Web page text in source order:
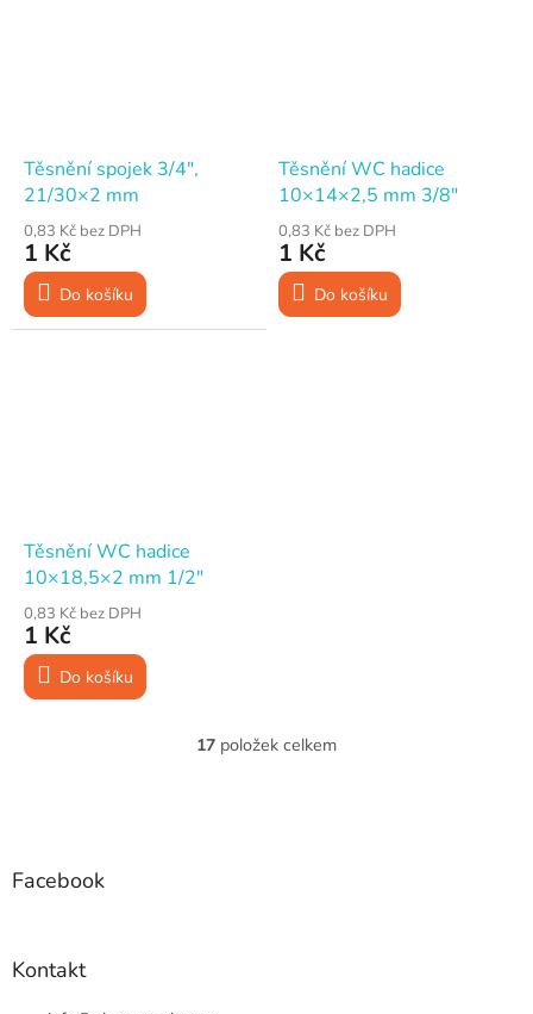
Těsnění spojek 3/4",
21/30×2 mm
0,83 Kč bez DPH
1 Kč
Do košíku
Těsnění WC hadice
10×14×2,5 mm 3/8"
0,83 Kč bez DPH
1 Kč
Do košíku
Těsnění WC hadice
10×18,5×2 mm 1/2"
0,83 Kč bez DPH
1 Kč
Do košíku
O
17 položek celkem
Facebook
Kontakt